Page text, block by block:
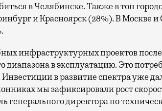
в Челябинске. Также в топ
и Красноярск (28%). В Москве и
инфраструктурных проектов
диапазона в эксплуатацию. Это
в развитие спектра уже
мы зафиксировали рост
генерального директора по